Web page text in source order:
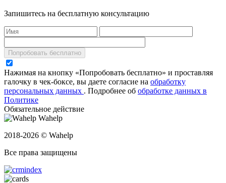
Запишитесь на бесплатную консультацию
Попробовать бесплатно
Нажимая на кнопку «Попробовать бесплатно» и проставляя
галочку в чек-боксе, вы даете согласие на обработку
персональных данных . Подробнее об обработке данных в
Политике
Обязательное действие
Wahelp
2018-2026 © Wahelp
Все права защищены